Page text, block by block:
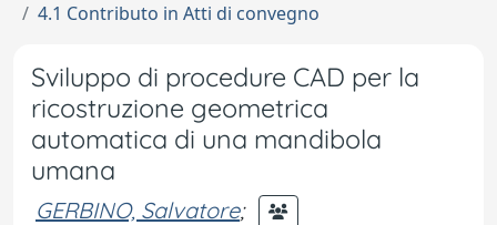
4.1 Contributo in Atti di convegno
Sviluppo di procedure CAD per la
ricostruzione geometrica
automatica di una mandibola
umana
GERBINO, Salvatore;